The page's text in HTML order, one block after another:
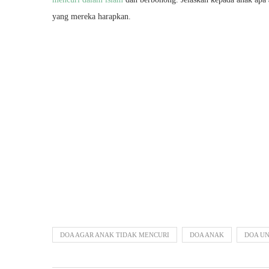
yang mereka harapkan.
DOA AGAR ANAK TIDAK MENCURI DOA ANAK DOA